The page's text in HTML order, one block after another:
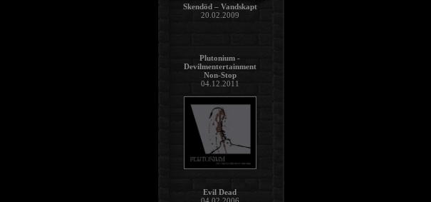
Skendöd – Vandskapt
20.02.2009
Plutonium -
Devilmentertainment
Non-Stop
04.12.2011
Evil Dead